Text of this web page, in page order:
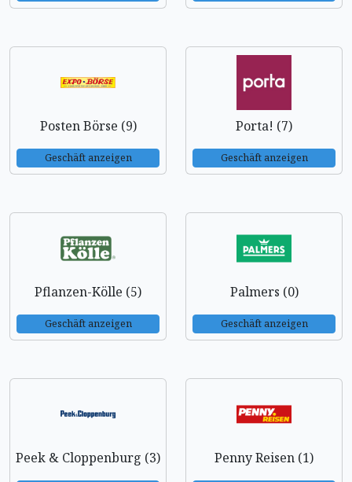
Posten Börse (9)
Geschäft anzeigen
Porta! (7)
Geschäft anzeigen
Pflanzen-Kölle (5)
Geschäft anzeigen
Palmers (0)
Geschäft anzeigen
Peek & Cloppenburg (3) Penny Reisen (1)